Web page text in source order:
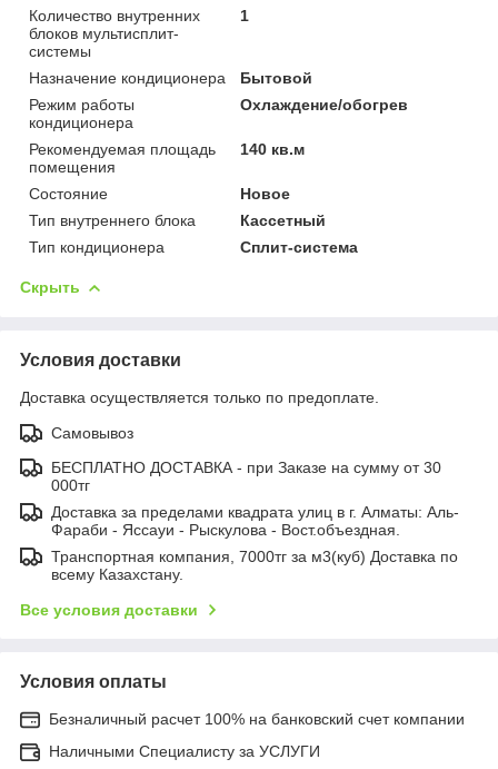
Количество внутренних
блоков мультисплит-
системы
1
Назначение кондиционера
Бытовой
Режим работы
кондиционера
Охлаждение/обогрев
Рекомендуемая площадь
помещения
140 кв.м
Состояние
Новое
Тип внутреннего блока
Кассетный
Тип кондиционера
Сплит-система
Скрыть
Условия доставки
Доставка осуществляется только по предоплате.
Самовывоз
БЕСПЛАТНО ДОСТАВКА - при Заказе на сумму от 30
000тг
Доставка за пределами квадрата улиц в г. Алматы: Аль-
Фараби - Яссауи - Рыскулова - Вост.объездная.
Транспортная компания, 7000тг за м3(куб) Доставка по
всему Казахстану.
Все условия доставки
Условия оплаты
Безналичный расчет 100% на банковский счет компании
Наличными Специалисту за УСЛУГИ